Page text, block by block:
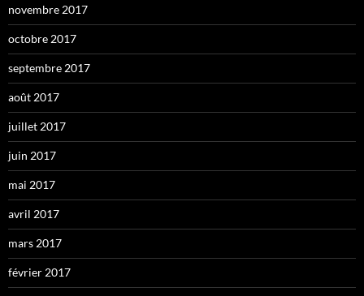
novembre 2017
octobre 2017
septembre 2017
août 2017
juillet 2017
juin 2017
mai 2017
avril 2017
mars 2017
février 2017